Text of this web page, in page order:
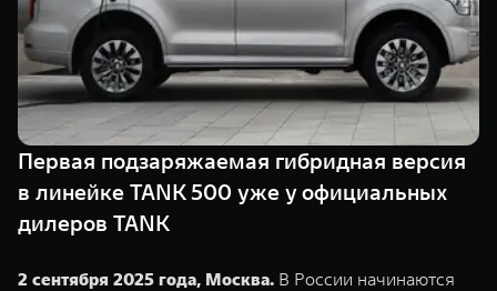
TANK 500
Веди за собой
от 6 499 000 ₽
TANK 700
Сила
от 10 199
TANK Кредит
TANK Лизинг
TANK Страхование
ЦИФРОВЫЕ СЕРВИСЫ TANK
Цифровые сервисы TANK
Подписки
Первая подзаряжаемая гибридная версия
в линейке TANK 500 уже у официальных
дилеров TANK
2 сентября 2025 года, Москва. В России начинаются